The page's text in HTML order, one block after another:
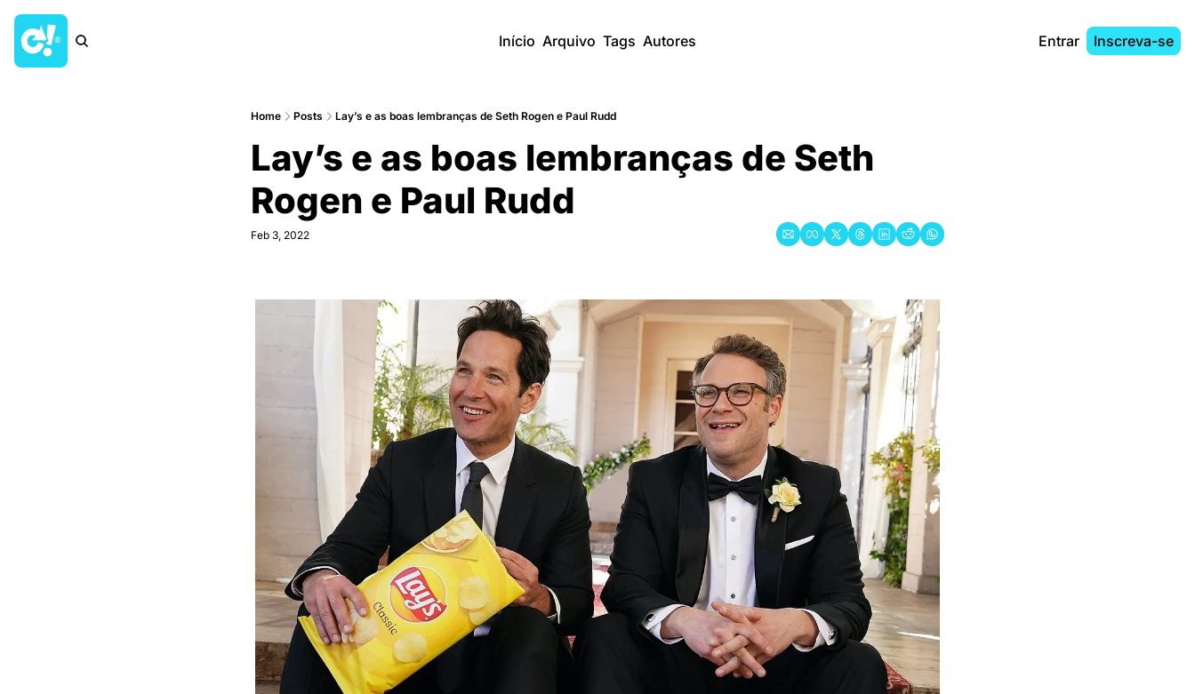
Início Arquivo Tags Autores Entrar Inscreva-se
Home Posts Lay’s e as boas lembranças de Seth Rogen e Paul Rudd
Lay’s e as boas lembranças de Seth
Rogen e Paul Rudd
Feb 3, 2022